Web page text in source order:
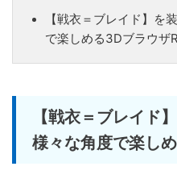
【戦衣＝ブレイド】を
で楽しめる3Dブラウザ
【戦衣＝ブレイド
様々な角度で楽し